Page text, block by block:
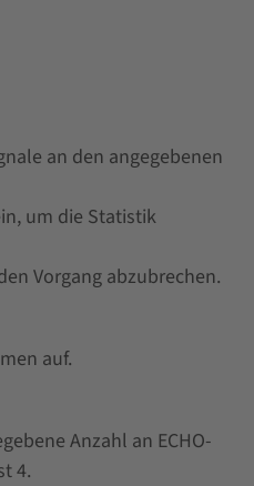
an den angegebenen
um die Statistik
Vorgang abzubrechen.
auf.
Anzahl an ECHO-
4.